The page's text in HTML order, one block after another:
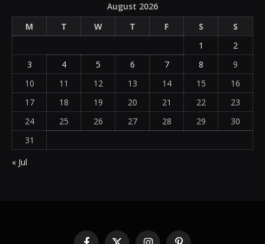
August 2026
M
T W T F S
S
1
2
3
4 5 6 7 8
9
10
11 12 13 14 15
16
17
18 19 20 21 22
23
24
25 26 27 28 29
30
31
« Jul